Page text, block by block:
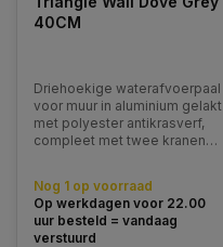
40CM
Driehoekige waterafvoerpaal
voor muur in aluminium gelakt
met polyester antikrasverf,
compleet met twee kranen
diverse kleuren.
Nog 1 op voorraad
Op werkdagen voor 22.00
uur besteld = vandaag
verstuurd